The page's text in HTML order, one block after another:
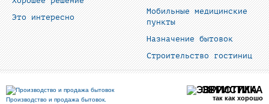
Это интересно
Мобильные медицинские
пункты
Назначение бытовок
Строительство гостиниц
Производство и продажа бытовок.
ЭВРИСТИКА
так как хорошо